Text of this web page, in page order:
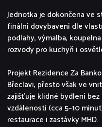
Jednotka je dokončena ve
finální dovybavení dle
podlahy, výmalba,
rozvody pro kuchyň i
Projekt Rezidence Za
Břeclavi, přesto však ve
zajišťuje klidné bydlení
vzdálenosti (cca 5–10
restaurace i zastávky MHD.